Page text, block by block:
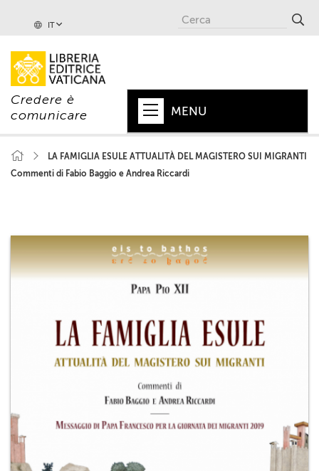
IT
Credere è
comunicare
MENU
PAPA
+
CHIESA
+
MONDO
RIVISTE
CEI
AUTORI VARI
LA FAMIGLIA ESULE ATTUALITÀ DEL MAGISTERO SUI MIGRANTI
Commenti di Fabio Baggio e Andrea Riccardi